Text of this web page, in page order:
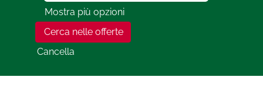
Mostra più opzioni
Cancella